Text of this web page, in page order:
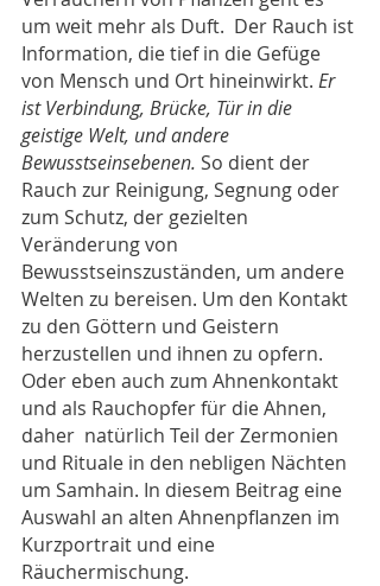
um weit mehr als Duft. Der Rauch ist
Information, die tief in die Gefüge
von Mensch und Ort hineinwirkt. Er
ist Verbindung, Brücke, Tür in die
geistige Welt, und andere
Bewusstseinsebenen. So dient der
Rauch zur Reinigung, Segnung oder
zum Schutz, der gezielten
Veränderung von
Bewusstseinszuständen, um andere
Welten zu bereisen. Um den Kontakt
zu den Göttern und Geistern
herzustellen und ihnen zu opfern.
Oder eben auch zum Ahnenkontakt
und als Rauchopfer für die Ahnen,
daher  natürlich Teil der Zermonien
und Rituale in den nebligen Nächten
um Samhain. In diesem Beitrag eine
Auswahl an alten Ahnenpflanzen im
Kurzportrait und eine
Räuchermischung.